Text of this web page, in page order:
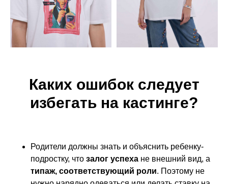
Каких ошибок следует
избегать на кастинге?
Родители должны знать и объяснить ребенку-
подростку, что залог успеха не внешний вид, а
типаж, соответствующий роли. Поэтому не
Блог
Новости
Дети от 4 до 18 лет
Летний лагерь
Дети от 4 до 11 лет
Обучение
Модели 30+ лет
Fashion режиссер
Контакты
Сотрудничество
Модели